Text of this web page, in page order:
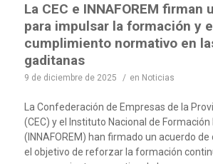
La CEC e INNAFOREM firman
para impulsar la formación y
cumplimiento normativo en
gaditanas
9 de diciembre de 2025 / en Noticias
La Confederación de Empresas de la
(CEC) y el Instituto Nacional de Formación
(INNAFOREM) han firmado un acuerdo
el objetivo de reforzar la formación